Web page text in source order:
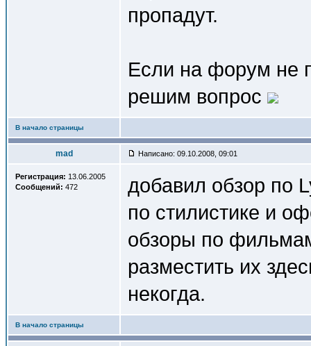
пропадут.
Если на форум не
решим вопрос
В начало страницы
mad Написано: 09.10.2008, 09:01
Регистрация: 13.06.2005
Сообщений: 472
добавил обзор по
по стилистике и
обзоры по
разместить их
некогда.
В начало страницы